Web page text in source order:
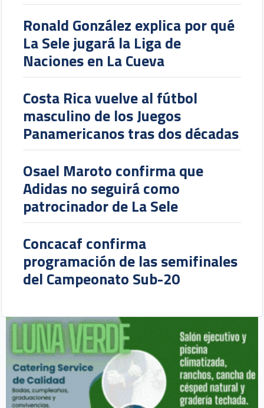
Ronald González explica por qué
La Sele jugará la Liga de
Naciones en La Cueva
Costa Rica vuelve al fútbol
masculino de los Juegos
Panamericanos tras dos décadas
Osael Maroto confirma que
Adidas no seguirá como
patrocinador de La Sele
Concacaf confirma
programación de las semifinales
del Campeonato Sub-20